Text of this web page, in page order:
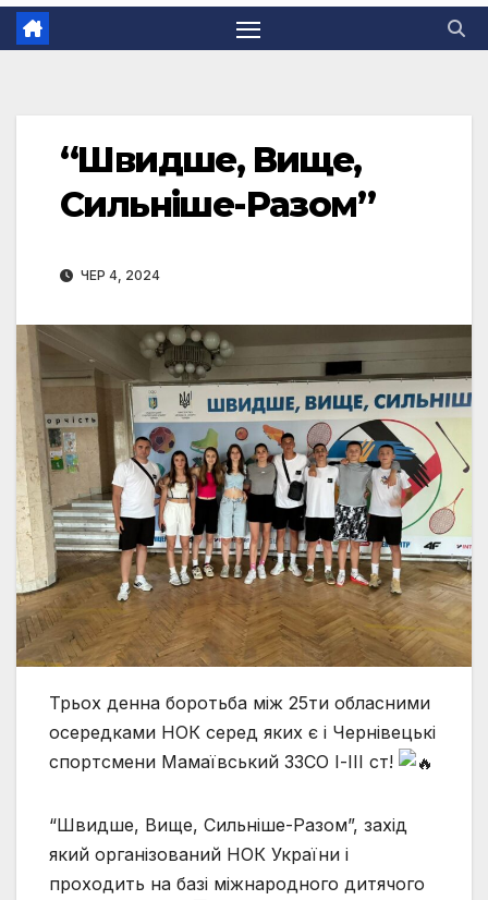
“Швидше, Вище,
Сильніше-Разом”
ЧЕР 4, 2024
Трьох денна боротьба між 25ти обласними
осередками НОК серед яких є і Чернівецькі
спортсмени Мамаївський ЗЗСО І-ІІІ ст!
“Швидше, Вище, Сильніше-Разом”, захід
який організований НОК України і
проходить на базі міжнародного дитячого